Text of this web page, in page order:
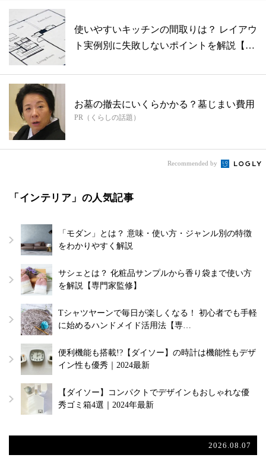
使いやすいキッチンの間取りは？ レイアウ
ト実例別に失敗しないポイントを解説【専
お墓の撤去にいくらかかる？墓じまい費用
PR（くらしの話題）
Recommended by
「インテリア」の人気記事
「モダン」とは？ 意味・使い方・ジャンル別の特徴
をわかりやすく解説
サシェとは？ 化粧品サンプルから香り袋まで使い方
を解説【専門家監修】
Tシャツヤーンで毎日が楽しくなる！ 初心者でも手軽
に始めるハンドメイド活用法【専…
便利機能も搭載!?【ダイソー】の時計は機能性もデザ
イン性も優秀｜2024最新
【ダイソー】コンパクトでデザインもおしゃれな優
秀ゴミ箱4選｜2024年最新
2026.08.07